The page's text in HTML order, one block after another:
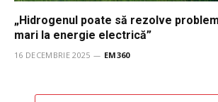
„Hidrogenul poate să rezolve
mari la energie electrică”
16 DECEMBRIE 2025 EM360